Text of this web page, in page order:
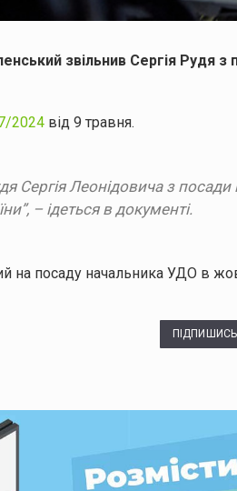
звільнив Сергія Рудя з
2024 від 9 травня.
Сергія Леонідовича з
– ідеться в документі.
на посаду начальника УДО в